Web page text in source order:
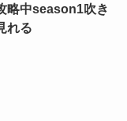
略中season1吹き
れる